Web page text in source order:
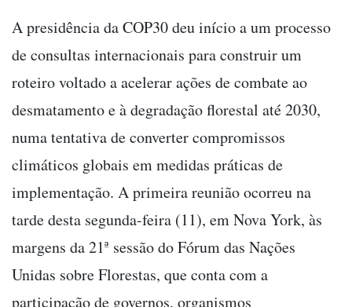
A presidência da COP30 deu início a um processo
de consultas internacionais para construir um
roteiro voltado a acelerar ações de combate ao
desmatamento e à degradação florestal até 2030,
numa tentativa de converter compromissos
climáticos globais em medidas práticas de
implementação. A primeira reunião ocorreu na
tarde desta segunda-feira (11), em Nova York, às
margens da 21ª sessão do Fórum das Nações
Unidas sobre Florestas, que conta com a
participação de governos, organismos